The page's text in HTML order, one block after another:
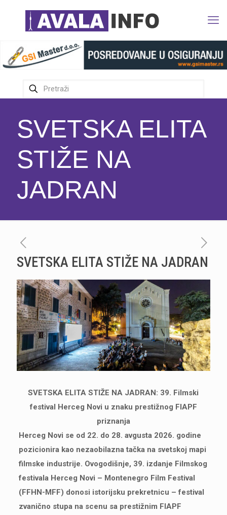
SVETSKA ELITA
STIŽE NA
JADRAN
SVETSKA ELITA STIŽE NA JADRAN
SVETSKA ELITA STIŽE NA JADRAN: 39. Filmski
festival Herceg Novi u znaku prestižnog FIAPF
priznanja
Herceg Novi se od 22. do 28. avgusta 2026. godine
pozicionira kao nezaobilazna tačka na svetskoj mapi
filmske industrije. Ovogodišnje, 39. izdanje Filmskog
festivala Herceg Novi – Montenegro Film Festival
(FFHN-MFF) donosi istorijsku prekretnicu – festival
zvanično stupa na scenu sa prestižnim FIAPF